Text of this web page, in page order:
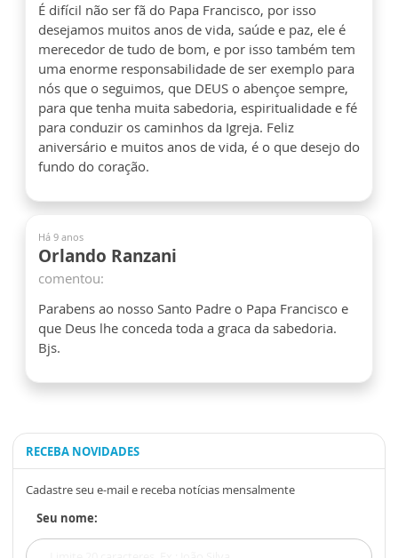
É difícil não ser fã do Papa Francisco, por isso
desejamos muitos anos de vida, saúde e paz, ele é
merecedor de tudo de bom, e por isso também tem
uma enorme responsabilidade de ser exemplo para
nós que o seguimos, que DEUS o abençoe sempre,
para que tenha muita sabedoria, espiritualidade e fé
para conduzir os caminhos da Igreja. Feliz
aniversário e muitos anos de vida, é o que desejo do
fundo do coração.
Há 9 anos
Orlando Ranzani
comentou:
Parabens ao nosso Santo Padre o Papa Francisco e
que Deus lhe conceda toda a graca da sabedoria.
Bjs.
RECEBA NOVIDADES
Cadastre seu e-mail e receba notícias mensalmente
Seu nome: